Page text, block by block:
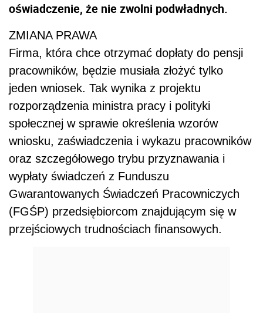
oświadczenie, że nie zwolni podwładnych.
ZMIANA PRAWA
Firma, która chce otrzymać dopłaty do pensji
pracowników, będzie musiała złożyć tylko
jeden wniosek. Tak wynika z projektu
rozporządzenia ministra pracy i polityki
społecznej w sprawie określenia wzorów
wniosku, zaświadczenia i wykazu pracowników
oraz szczegółowego trybu przyznawania i
wypłaty świadczeń z Funduszu
Gwarantowanych Świadczeń Pracowniczych
(FGŚP) przedsiębiorcom znajdującym się w
przejściowych trudnościach finansowych.